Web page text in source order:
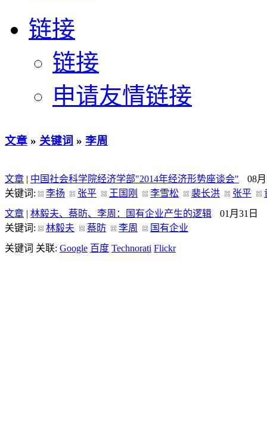
链接
链接
申请友情链接
文章 » 关键词 » 李周
文章 | 中国社会科学院经济学部"2014年经济形势座谈会"
08
关键词:
李扬 张平 王国刚 李雪松 裴长洪 张平
文章 | 林毅夫、蔡昉、李周：国有企业产生的逻辑
01月31日
关键词:
林毅夫 蔡昉 李周
国有企业
关键词 关联: Google 百度 Technorati Flickr